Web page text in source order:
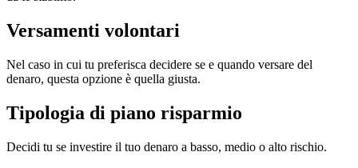
Versamenti volontari
Nel caso in cui tu preferisca decidere se e quando versare del
denaro, questa opzione è quella giusta.
Tipologia di piano risparmio
Decidi tu se investire il tuo denaro a basso, medio o alto rischio.